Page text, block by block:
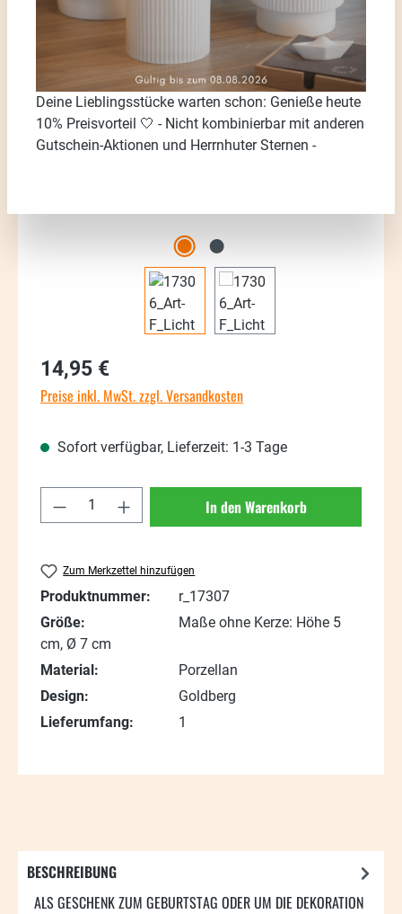
Bildergalerie überspringen
Regulärer Preis:
14,95 €
Preise inkl. MwSt. zzgl. Versandkosten
Sofort verfügbar, Lieferzeit: 1-3 Tage
Produkt Anzahl: Gib den gewünschten
In den Warenkorb
Zum Merkzettel hinzufügen
Produktnummer:
r_17307
Größe:
Maße ohne Kerze: Höhe 5
cm, Ø 7 cm
Material:
Porzellan
Design:
Goldberg
Lieferumfang:
1
BESCHREIBUNG
ALS GESCHENK ZUM GEBURTSTAG ODER UM DIE DEKORATION
Deine Lieblingsstücke warten schon: Genieße heute
10% Preisvorteil 🤍 - Nicht kombinierbar mit anderen
Gutschein-Aktionen und Herrnhuter Sternen -